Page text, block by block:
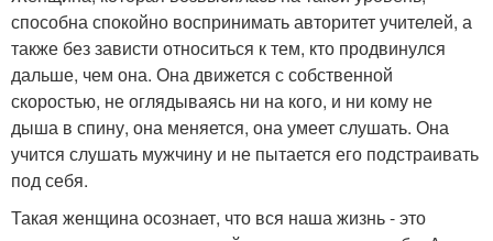
способна спокойно воспринимать авторитет учителей, а
также без зависти относиться к тем, кто продвинулся
дальше, чем она. Она движется с собственной
скоростью, не оглядываясь ни на кого, и ни кому не
дыша в спину, она меняется, она умеет слушать. Она
учится слушать мужчину и не пытается его подстраивать
под себя.
Такая женщина осознает, что вся наша жизнь - это